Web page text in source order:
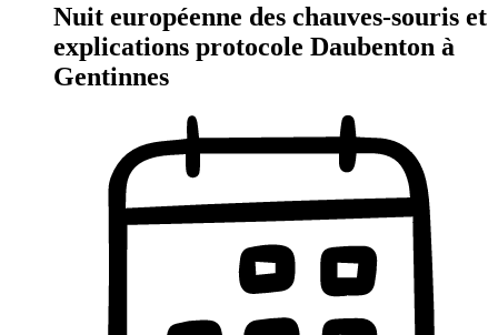
Nuit européenne des chauves-souris et
explications protocole Daubenton à
Gentinnes